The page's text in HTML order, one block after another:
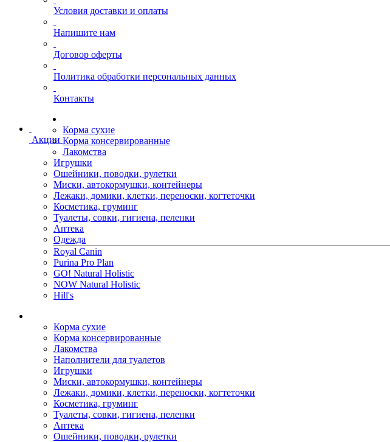
Условия доставки и оплаты
Напишите нам
Договор оферты
Политика обработки персональных данных
Контакты
Акции
Корма сухие
Корма консервированные
Лакомства
Игрушки
Ошейники, поводки, рулетки
Миски, автокормушки, контейнеры
Лежаки, домики, клетки, переноски, когтеточки
Косметика, груминг
Туалеты, совки, гигиена, пеленки
Аптека
Одежда
Royal Canin
Purina Pro Plan
GO! Natural Holistic
NOW Natural Holistic
Hill's
Корма сухие
Корма консервированные
Лакомства
Наполнители для туалетов
Игрушки
Миски, автокормушки, контейнеры
Лежаки, домики, клетки, переноски, когтеточки
Косметика, груминг
Туалеты, совки, гигиена, пеленки
Аптека
Ошейники, поводки, рулетки